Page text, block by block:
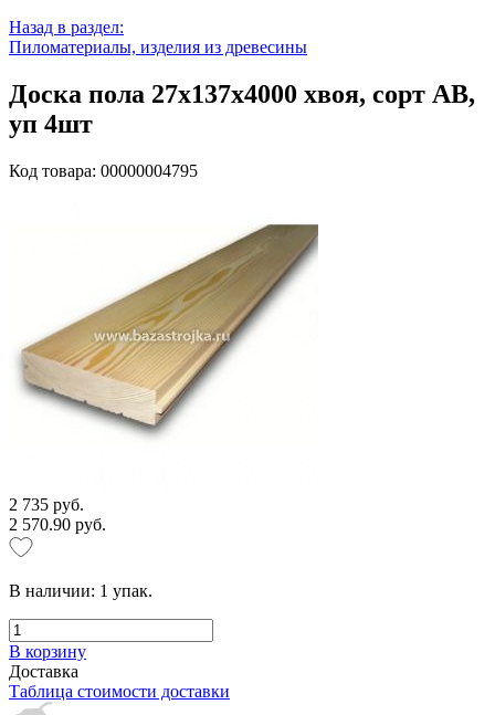
Назад в раздел:
Пиломатериалы, изделия из древесины
Доска пола 27х137х4000 хвоя, сорт АВ,
уп 4шт
Код товара: 00000004795
2 735 руб.
2 570.90 руб.
В наличии: 1 упак.
В корзину
Доставка
Таблица стоимости доставки